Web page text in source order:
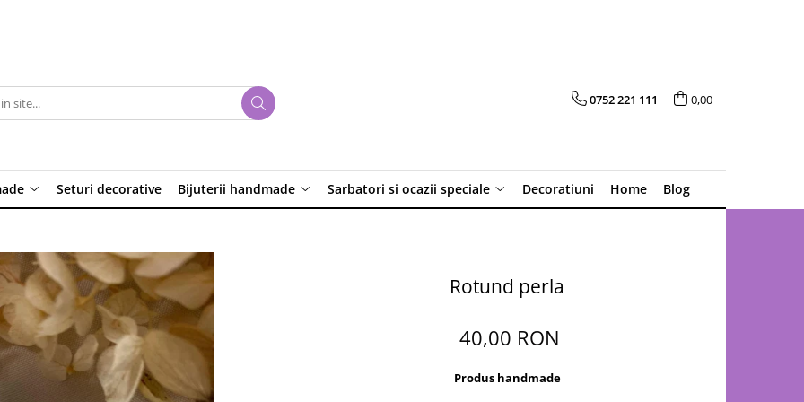
0752 221 111 0,00
Seturi decorative Bijuterii handmade Sarbatori si ocazii speciale Decoratiuni Home Blog
Rotund perla
40,00 RON
Produs handmade